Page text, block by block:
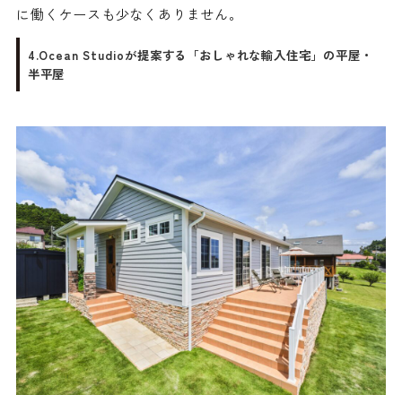
に働くケースも少なくありません。
4.Ocean Studioが提案する「おしゃれな輸入住宅」の平屋・
半平屋